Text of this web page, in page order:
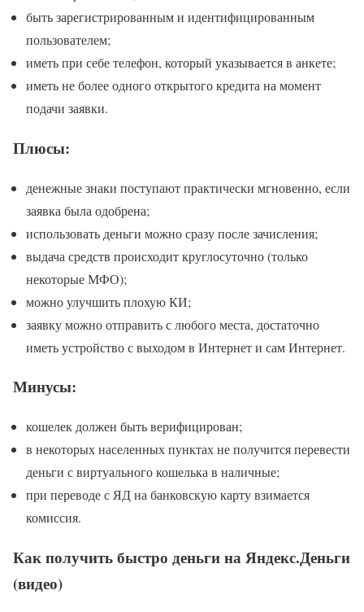
быть зарегистрированным и идентифицированным
пользователем;
иметь при себе телефон, который указывается в анкете;
иметь не более одного открытого кредита на момент
подачи заявки.
Плюсы:
денежные знаки поступают практически мгновенно, если
заявка была одобрена;
использовать деньги можно сразу после зачисления;
выдача средств происходит круглосуточно (только
некоторые МФО);
можно улучшить плохую КИ;
заявку можно отправить с любого места, достаточно
иметь устройство с выходом в Интернет и сам Интернет.
Минусы:
кошелек должен быть верифицирован;
в некоторых населенных пунктах не получится перевести
деньги с виртуального кошелька в наличные;
при переводе с ЯД на банковскую карту взимается
комиссия.
Как получить быстро деньги на Яндекс.Деньги
(видео)